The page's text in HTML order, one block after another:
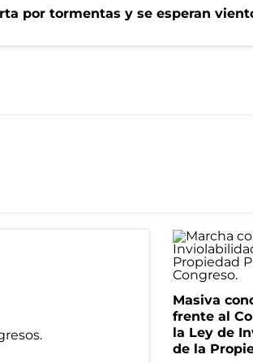
por tormentas y se esperan
Masiva
frente al
la Ley de
de la